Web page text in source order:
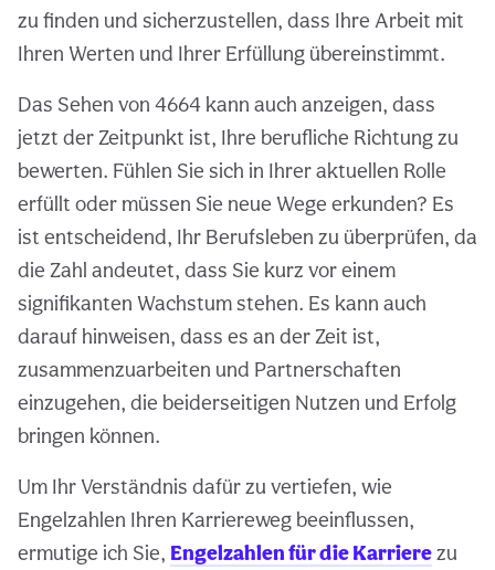
zu finden und sicherzustellen, dass Ihre Arbeit mit
Ihren Werten und Ihrer Erfüllung übereinstimmt.
Das Sehen von 4664 kann auch anzeigen, dass
jetzt der Zeitpunkt ist, Ihre berufliche Richtung zu
bewerten. Fühlen Sie sich in Ihrer aktuellen Rolle
erfüllt oder müssen Sie neue Wege erkunden? Es
ist entscheidend, Ihr Berufsleben zu überprüfen, da
die Zahl andeutet, dass Sie kurz vor einem
signifikanten Wachstum stehen. Es kann auch
darauf hinweisen, dass es an der Zeit ist,
zusammenzuarbeiten und Partnerschaften
einzugehen, die beiderseitigen Nutzen und Erfolg
bringen können.
Um Ihr Verständnis dafür zu vertiefen, wie
Engelzahlen Ihren Karriereweg beeinflussen,
ermutige ich Sie, Engelzahlen für die Karrierezu